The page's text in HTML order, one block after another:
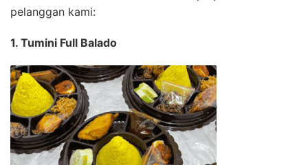
pelanggan kami:
1. Tumini Full Balado